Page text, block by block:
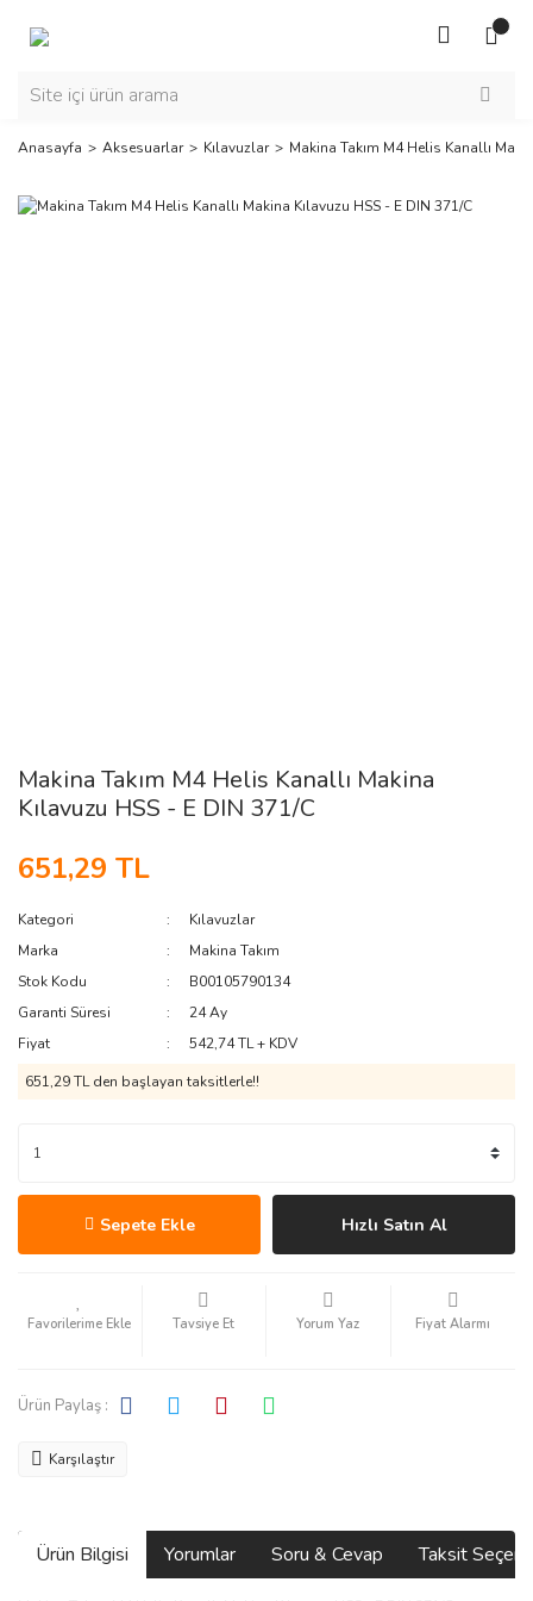
Anasayfa Aksesuarlar Kılavuzlar Makina Takım M4 Helis Kanallı
Makina Takım M4 Helis Kanallı Makina
Kılavuzu HSS - E DIN 371/C
651,29 TL
Kategori
Kılavuzlar
Marka
Makina Takım
Stok Kodu
B00105790134
Garanti Süresi
24 Ay
Fiyat
542,74 TL + KDV
651,29 TL den başlayan taksitlerle!!
Sepete Ekle Hızlı Satın Al
Tavsiye Et Yorum Yaz Fiyat Alarmı
Ürün Paylaş :
Karşılaştır
Ürün Bilgisi Yorumlar Soru & Cevap Taksit